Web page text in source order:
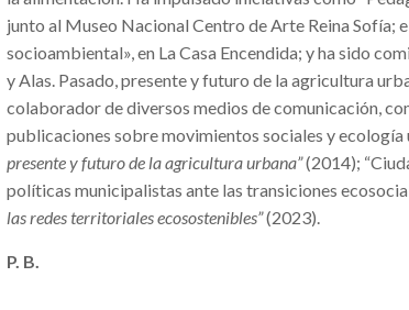
junto al Museo Nacional Centro de Arte Reina Sofía;
socioambiental», en La Casa Encendida; y ha sido
y Alas. Pasado, presente y futuro de la agricultura
colaborador de diversos medios de comunicación,
publicaciones sobre movimientos sociales y ecología
presente y futuro de la agricultura urbana”(2014);
políticas municipalistas ante las transiciones
las redes territoriales ecosostenibles”(2023).
P. B.